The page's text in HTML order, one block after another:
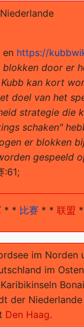
en https://
door er
kan kort
doel van het
strategie die
schaken"
er blokken
gespeeld
:61;
* * 比赛 * *联盟
im Norden
im
der
Den Haag.